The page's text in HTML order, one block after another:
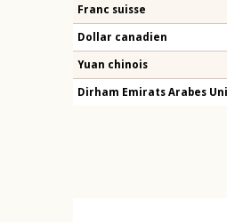
Franc suisse
Dollar canadien
Yuan chinois
Dirham Emirats Arabes